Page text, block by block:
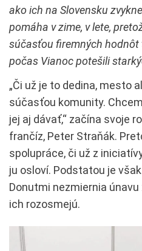
ako ich na Slovensku
pomáha v zime, v lete,
súčasťou firemných hodnôt
počas Vianoc potešili
„Či už je to dedina, mesto
súčasťou komunity.
jej aj dávať,“ začína svoje
frančíz, Peter Straňák.
spolupráce, či už z
ju osloví. Podstatou je
Donutmi nezmiernia
ich rozosmejú.